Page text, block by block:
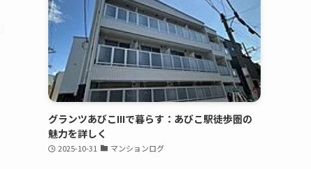
グランツあびこIIIで暮らす：あびこ駅徒歩圏の
魅力を詳しく
2025-10-31 マンションログ